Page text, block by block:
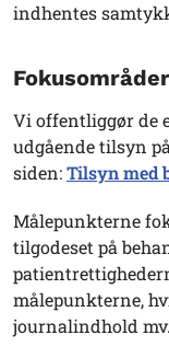
indhentes
Vi offentliggør de
udgående tilsyn
siden:Tilsyn med
Målepunkterne
tilgodeset på
målepunkterne,
journalindhold